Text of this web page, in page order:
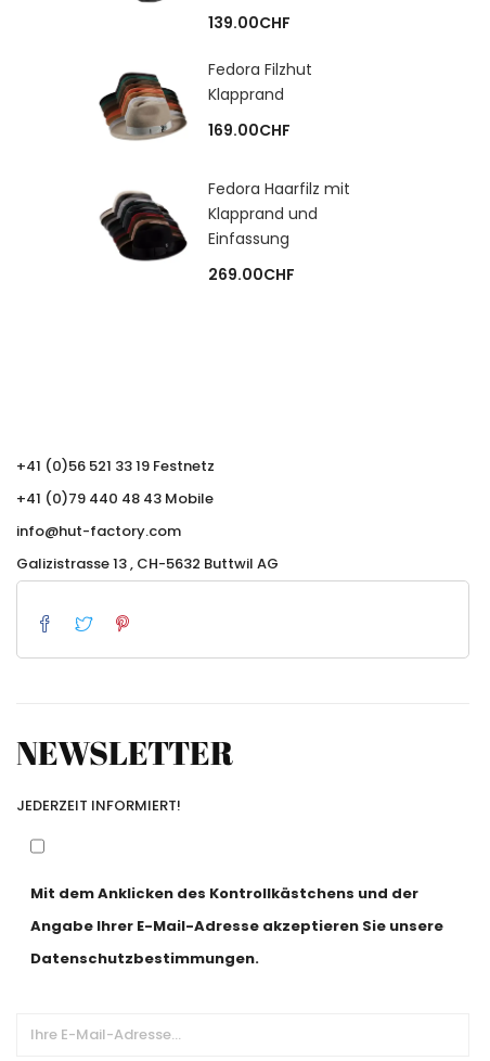
139.00CHF
Fedora Filzhut
Klapprand
169.00CHF
Fedora Haarfilz mit
Klapprand und
Einfassung
269.00CHF
+41 (0)56 521 33 19 Festnetz
+41 (0)79 440 48 43 Mobile
info@hut-factory.com
Galizistrasse 13 , CH-5632 Buttwil AG
NEWSLETTER
JEDERZEIT INFORMIERT!
Mit dem Anklicken des Kontrollkästchens und der
Angabe Ihrer E-Mail-Adresse akzeptieren Sie unsere
Datenschutzbestimmungen.